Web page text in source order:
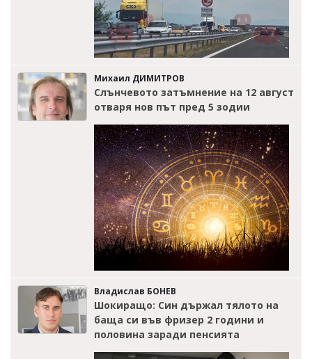
Михаил ДИМИТРОВ
Слънчевото затъмнение на 12 август
отваря нов път пред 5 зодии
Владислав БОНЕВ
Шокиращо: Син държал тялото на
баща си във фризер 2 години и
половина заради пенсията